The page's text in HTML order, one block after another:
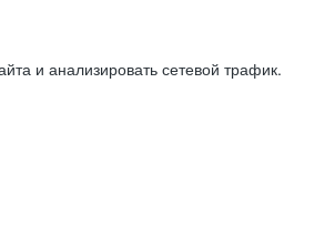
и анализировать сетевой трафик.